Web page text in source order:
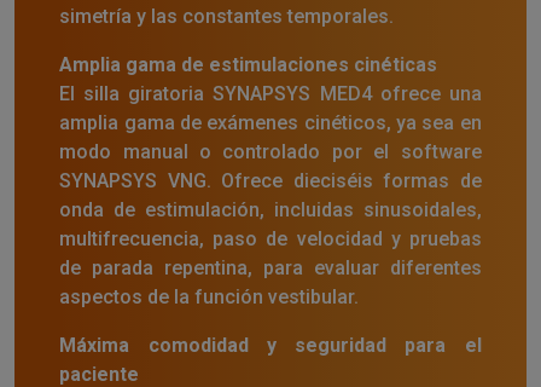
simetría y las constantes temporales.
Amplia gama de estimulaciones cinéticas
El silla giratoria SYNAPSYS MED4 ofrece una
amplia gama de exámenes cinéticos, ya sea en
modo manual o controlado por el software
SYNAPSYS VNG. Ofrece dieciséis formas de
onda de estimulación, incluidas sinusoidales,
multifrecuencia, paso de velocidad y pruebas
de parada repentina, para evaluar diferentes
aspectos de la función vestibular.
Máxima comodidad y seguridad para el
paciente